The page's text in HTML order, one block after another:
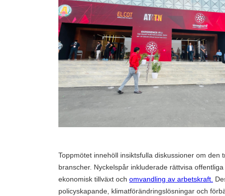
Toppmötet innehöll insiktsfulla diskussioner om den
branscher. Nyckelspår inkluderade rättvisa
ekonomisk tillväxt och omvandling av arbetskraft.
policyskapande, klimatförändringslösningar och